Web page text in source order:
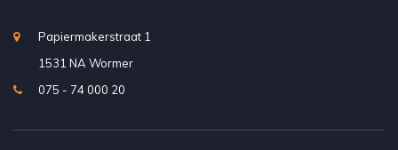
Papiermakerstraat 1
1531 NA Wormer
075 - 74 000 20